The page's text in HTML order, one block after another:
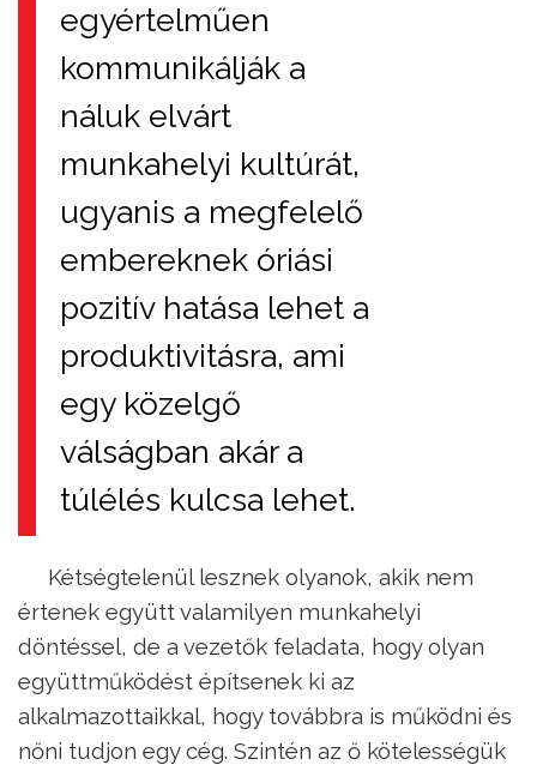
egyértelműen
kommunikálják a
náluk elvárt
munkahelyi kultúrát,
ugyanis a megfelelő
embereknek óriási
pozitív hatása lehet a
produktivitásra, ami
egy közelgő
válságban akár a
túlélés kulcsa lehet.
Kétségtelenül lesznek olyanok, akik nem
értenek együtt valamilyen munkahelyi
döntéssel, de a vezetők feladata, hogy olyan
együttműködést építsenek ki az
alkalmazottaikkal, hogy továbbra is működni és
nőni tudjon egy cég. Szintén az ő kötelességük